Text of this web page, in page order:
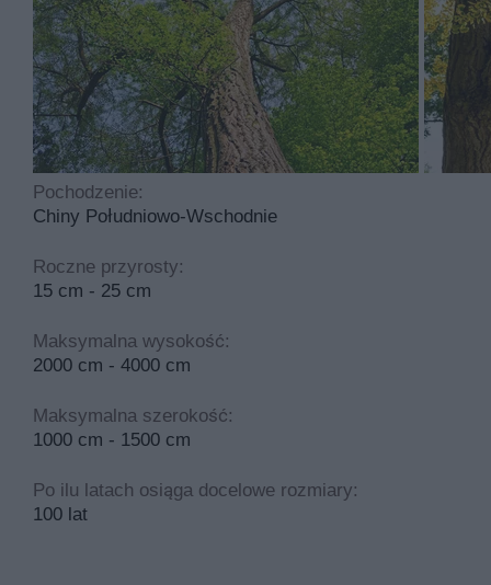
Pochodzenie:
Chiny Południowo-Wschodnie
Roczne przyrosty:
15 cm - 25 cm
Maksymalna wysokość:
2000 cm - 4000 cm
Maksymalna szerokość:
1000 cm - 1500 cm
Po ilu latach osiąga docelowe rozmiary:
100 lat